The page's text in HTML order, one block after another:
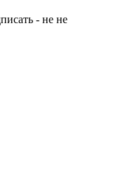
- не не